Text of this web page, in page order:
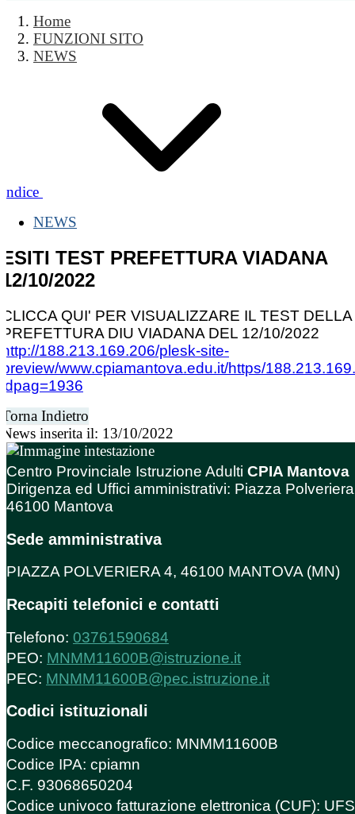
Home
FUNZIONI SITO
NEWS
Indice
NEWS
ESITI TEST PREFETTURA VIADANA
12/10/2022
CLICCA QUI' PER VISUALIZZARE IL TEST DELLA
PREFETTURA DIU VIADANA DEL 12/10/2022
http://188.213.169.206/plesk-site-
preview/www.cpiamantova.edu.it/https/
idpag=1936
Torna Indietro
News inserita il: 13/10/2022
Centro Provinciale Istruzione Adulti CPIA Mantova
Dirigenza ed Uffici amministrativi: Piazza
46100 Mantova
Sede amministrativa
PIAZZA POLVERIERA 4, 46100 MANTOVA (MN)
Recapiti telefonici e contatti
Telefono: 03761590684
PEO: MNMM11600B@istruzione.it
PEC: MNMM11600B@pec.istruzione.it
Codici istituzionali
Codice meccanografico: MNMM11600B
Codice IPA: cpiamn
C.F. 93068650204
Codice univoco fatturazione elettronica (CUF):